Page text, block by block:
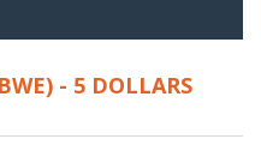
- 5 DOLLARS